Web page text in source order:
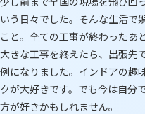
いう日々でした。そんな生活で
こと。全ての工事が終わったあ
大きな工事を終えたら、出張先
例になりました。インドアの趣
クが大好きです。でも今は自分
方が好きかもしれません。